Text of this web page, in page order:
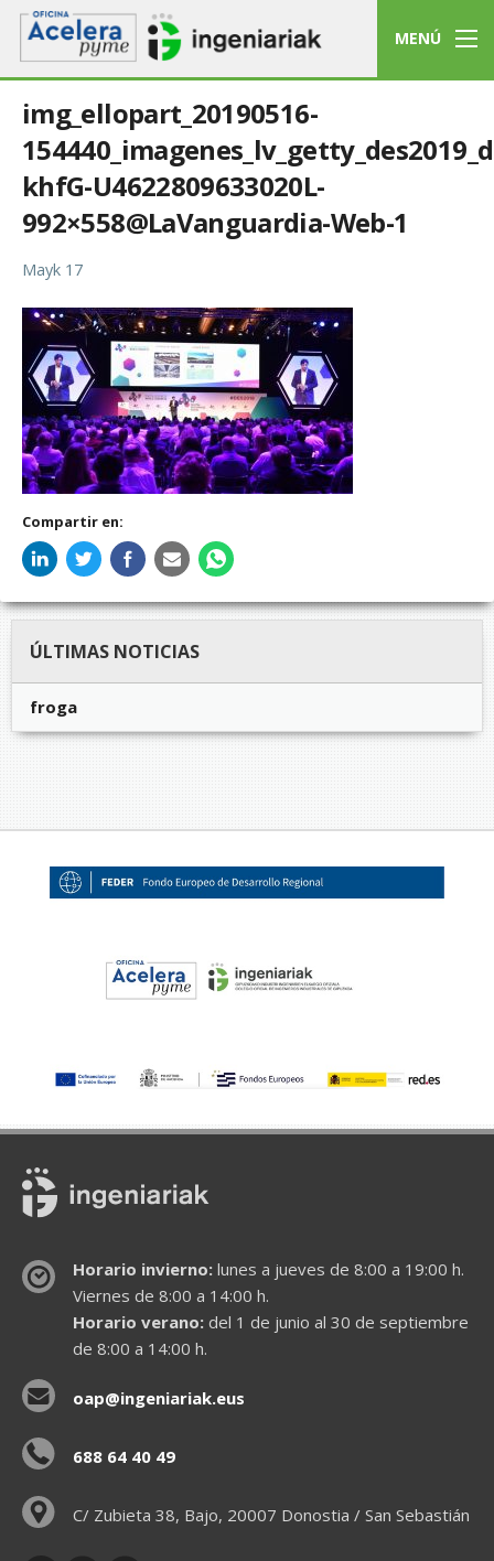
MENÚ
img_ellopart_20190516-
khfG-U4622809633020L-
992×558@LaVanguardia-Web-1
Mayk 17
Compartir en:
ÚLTIMAS NOTICIAS
froga
Horario invierno:lunes a jueves de 8:00 a 19:00 h.
Viernes de 8:00 a 14:00 h.
Horario verano:del 1 de junio al 30 de septiembre
de 8:00 a 14:00 h.
oap@ingeniariak.eus
688 64 40 49
C/ Zubieta 38, Bajo, 20007 Donostia / San Sebastián